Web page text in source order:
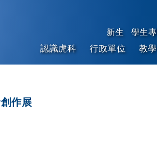
新生 學生
認識虎科 行政單位 教
作展